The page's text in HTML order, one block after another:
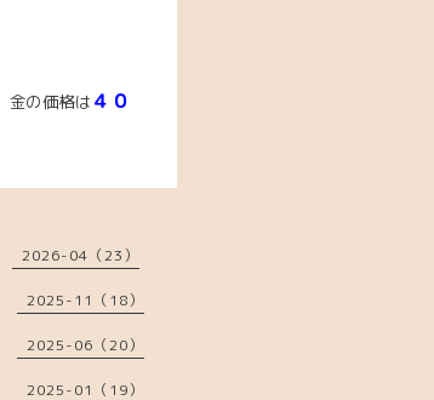
金の価格は ４０
2026-04（23）
2025-11（18）
2025-06（20）
2025-01（19）